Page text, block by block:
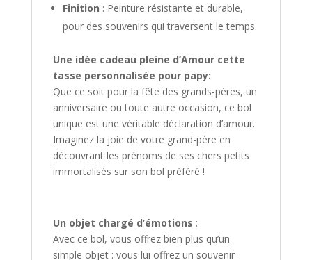
Finition : Peinture résistante et durable,
pour des souvenirs qui traversent le temps.
Une idée cadeau pleine d’Amour cette
tasse personnalisée pour papy:
Que ce soit pour la fête des grands-pères, un
anniversaire ou toute autre occasion, ce bol
unique est une véritable déclaration d’amour.
Imaginez la joie de votre grand-père en
découvrant les prénoms de ses chers petits
immortalisés sur son bol préféré !
Un objet chargé d’émotions :
Avec ce bol, vous offrez bien plus qu’un
simple objet : vous lui offrez un souvenir